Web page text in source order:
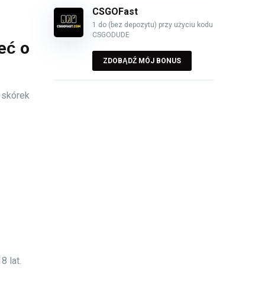
o
lat.
CSGOFast
1 do (bez depozytu) przy użyciu kodu
CSGODUDE
ZDOBĄDŹ MÓJ BONUS